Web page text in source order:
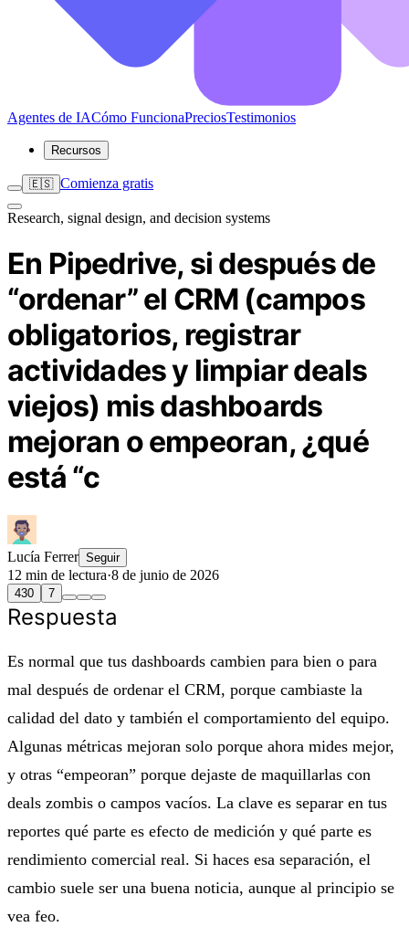
Agentes de IACómo FuncionaPreciosTestimonios
Recursos
🇪🇸 Comienza gratis
Research, signal design, and decision systems
En Pipedrive, si después de
“ordenar” el CRM (campos
obligatorios, registrar
actividades y limpiar deals
viejos) mis dashboards
mejoran o empeoran, ¿qué
está “c
Lucía Ferrer Seguir
12 min de lectura·8 de junio de 2026
430 7
Respuesta
Es normal que tus dashboards cambien para bien o para
mal después de ordenar el CRM, porque cambiaste la
calidad del dato y también el comportamiento del equipo.
Algunas métricas mejoran solo porque ahora mides mejor,
y otras “empeoran” porque dejaste de maquillarlas con
deals zombis o campos vacíos. La clave es separar en tus
reportes qué parte es efecto de medición y qué parte es
rendimiento comercial real. Si haces esa separación, el
cambio suele ser una buena noticia, aunque al principio se
vea feo.